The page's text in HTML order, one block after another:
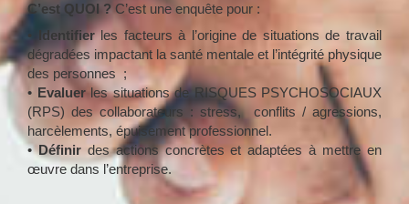
C’est QUOI ?C’est une enquête pour :
•
Identifierles facteurs à l’origine de situations de travail
dégradées impactant la santé mentale et l’intégrité physique
des personnes ;
• Evaluer les situations de RISQUES PSYCHOSOCIAUX
(RPS) des collaborateurs : stress, conflits / agressions,
harcèlements, épuisement professionnel.
•Définir des actions concrètes et adaptées à mettre en
œuvre dans l’entreprise.